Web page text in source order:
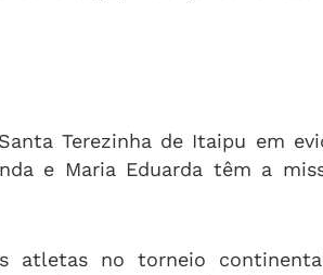
Terezinha de Itaipu em
e Maria Eduarda têm a
atletas no torneio